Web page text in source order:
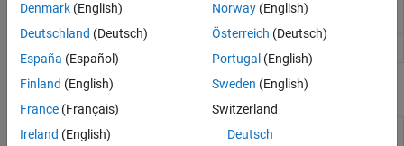
rcosdesign Raised cosine FIR pulse-shaping filter design
Oggetti
comm.IntegrateAndDumpFilter
Integrate discrete-time
Denmark (English)
Deutschland (Deutsch)
España (Español)
Finland (English)
France (Français)
Ireland (English)
Norway(English)
Österreich (Deutsch)
Portugal (English)
Sweden (English)
Switzerland
Deutsch